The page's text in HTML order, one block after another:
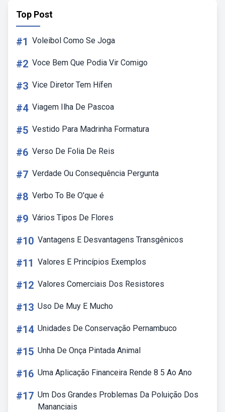
Top Post
#1 Voleibol Como Se Joga
#2 Voce Bem Que Podia Vir Comigo
#3 Vice Diretor Tem Hífen
#4 Viagem Ilha De Pascoa
#5 Vestido Para Madrinha Formatura
#6 Verso De Folia De Reis
#7 Verdade Ou Consequência Pergunta
#8 Verbo To Be O'que é
#9 Vários Tipos De Flores
#10 Vantagens E Desvantagens Transgênicos
#11 Valores E Princípios Exemplos
#12 Valores Comerciais Dos Resistores
#13 Uso De Muy E Mucho
#14 Unidades De Conservação Pernambuco
#15 Unha De Onça Pintada Animal
#16 Uma Aplicação Financeira Rende 8 5 Ao Ano
#17 Um Dos Grandes Problemas Da Poluição Dos
Mananciais